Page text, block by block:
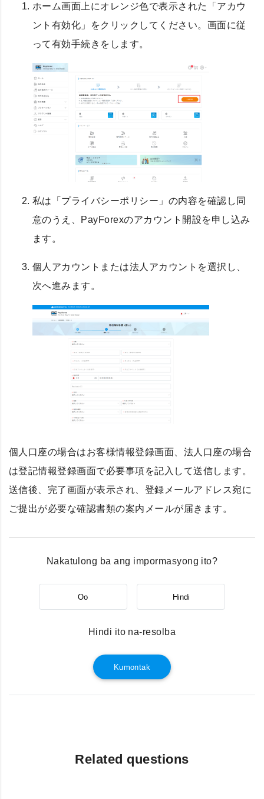
ホーム画面上にオレンジ色で表示された「アカウ
ント有効化」をクリックしてください。画面に従
って有効手続きをします。
私は「プライバシーポリシー」の内容を確認し同
意のうえ、PayForexのアカウント開設を申し込み
ます。
個人アカウントまたは法人アカウントを選択し、
次へ進みます。
個人口座の場合はお客様情報登録画面、法人口座の場合
は登記情報登録画面で必要事項を記入して送信します。
送信後、完了画面が表示され、登録メールアドレス宛に
ご提出が必要な確認書類の案内メールが届きます。
Nakatulong ba ang impormasyong ito?
Oo Hindi
Hindi ito na-resolba
Kumontak
Related questions